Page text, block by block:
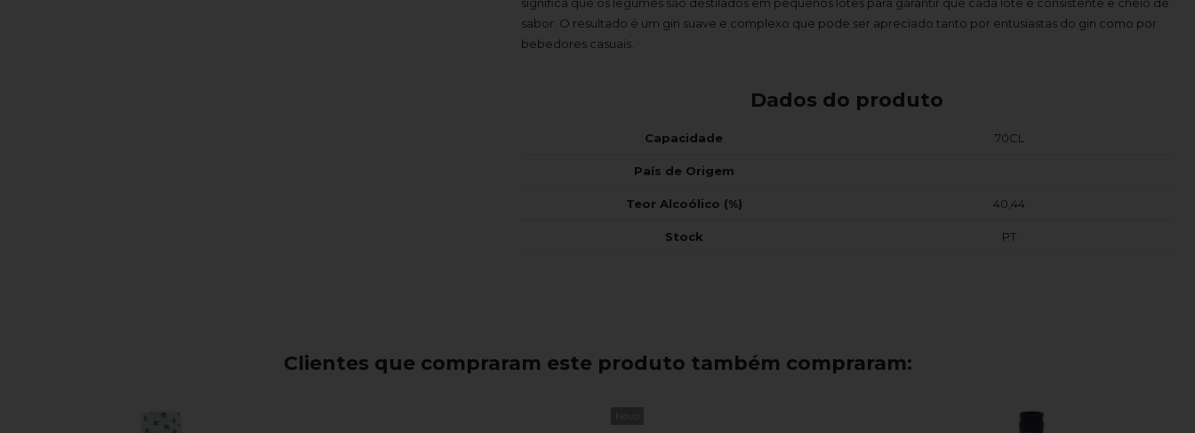
sabor. O resultado é um gin suave e complexo que pode ser apreciado tanto por entusiastas do gin como por
bebedores casuais.
Dados do produto
Capacidade 70CL
País de Origem
Teor Alcoólico (%) 40,44
Stock PT
Clientes que compraram este produto também compraram: